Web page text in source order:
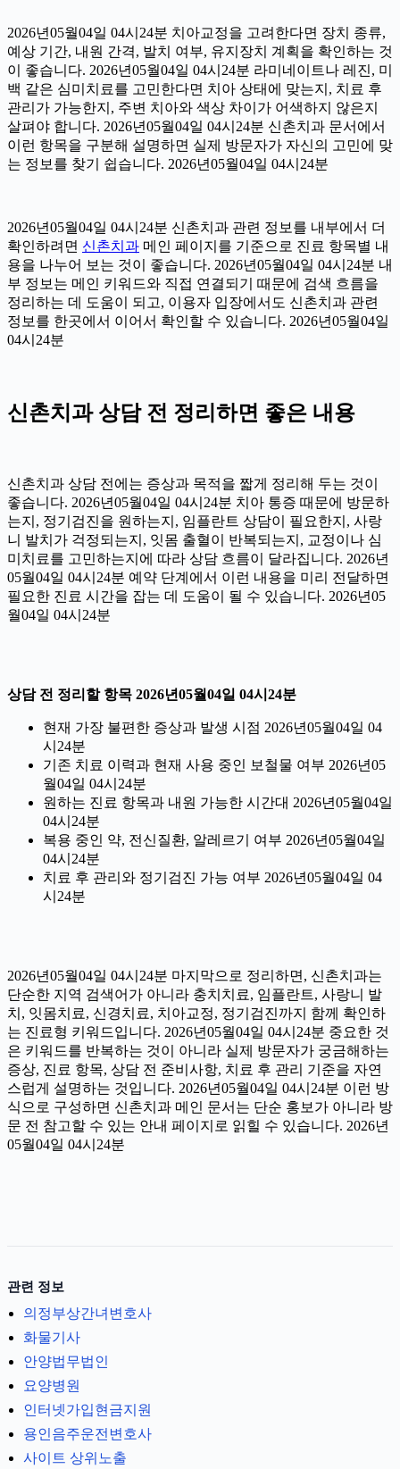
2026년05월04일 04시24분 치아교정을 고려한다면 장치 종류,
예상 기간, 내원 간격, 발치 여부, 유지장치 계획을 확인하는 것
이 좋습니다. 2026년05월04일 04시24분 라미네이트나 레진, 미
백 같은 심미치료를 고민한다면 치아 상태에 맞는지, 치료 후
관리가 가능한지, 주변 치아와 색상 차이가 어색하지 않은지
살펴야 합니다. 2026년05월04일 04시24분 신촌치과 문서에서
이런 항목을 구분해 설명하면 실제 방문자가 자신의 고민에 맞
는 정보를 찾기 쉽습니다. 2026년05월04일 04시24분
2026년05월04일 04시24분 신촌치과 관련 정보를 내부에서 더
확인하려면 신촌치과 메인 페이지를 기준으로 진료 항목별 내
용을 나누어 보는 것이 좋습니다. 2026년05월04일 04시24분 내
부 정보는 메인 키워드와 직접 연결되기 때문에 검색 흐름을
정리하는 데 도움이 되고, 이용자 입장에서도 신촌치과 관련
정보를 한곳에서 이어서 확인할 수 있습니다. 2026년05월04일
04시24분
신촌치과 상담 전 정리하면 좋은 내용
신촌치과 상담 전에는 증상과 목적을 짧게 정리해 두는 것이
좋습니다. 2026년05월04일 04시24분 치아 통증 때문에 방문하
는지, 정기검진을 원하는지, 임플란트 상담이 필요한지, 사랑
니 발치가 걱정되는지, 잇몸 출혈이 반복되는지, 교정이나 심
미치료를 고민하는지에 따라 상담 흐름이 달라집니다. 2026년
05월04일 04시24분 예약 단계에서 이런 내용을 미리 전달하면
필요한 진료 시간을 잡는 데 도움이 될 수 있습니다. 2026년05
월04일 04시24분
상담 전 정리할 항목 2026년05월04일 04시24분
현재 가장 불편한 증상과 발생 시점 2026년05월04일 04
시24분
기존 치료 이력과 현재 사용 중인 보철물 여부 2026년05
월04일 04시24분
원하는 진료 항목과 내원 가능한 시간대 2026년05월04일
04시24분
복용 중인 약, 전신질환, 알레르기 여부 2026년05월04일
04시24분
치료 후 관리와 정기검진 가능 여부 2026년05월04일 04
시24분
2026년05월04일 04시24분 마지막으로 정리하면, 신촌치과는
단순한 지역 검색어가 아니라 충치치료, 임플란트, 사랑니 발
치, 잇몸치료, 신경치료, 치아교정, 정기검진까지 함께 확인하
는 진료형 키워드입니다. 2026년05월04일 04시24분 중요한 것
은 키워드를 반복하는 것이 아니라 실제 방문자가 궁금해하는
증상, 진료 항목, 상담 전 준비사항, 치료 후 관리 기준을 자연
스럽게 설명하는 것입니다. 2026년05월04일 04시24분 이런 방
식으로 구성하면 신촌치과 메인 문서는 단순 홍보가 아니라 방
문 전 참고할 수 있는 안내 페이지로 읽힐 수 있습니다. 2026년
05월04일 04시24분
관련 정보
의정부상간녀변호사
화물기사
안양법무법인
요양병원
인터넷가입현금지원
용인음주운전변호사
사이트 상위노출